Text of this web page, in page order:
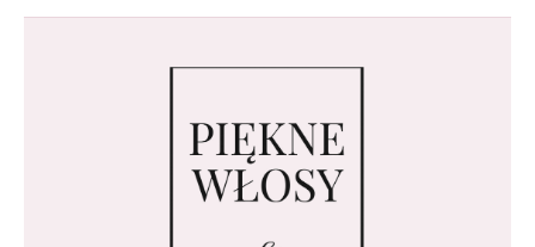
nanoplastia włosów
nawilżanie włosów
prostowanie włosów
regeneracja włosów